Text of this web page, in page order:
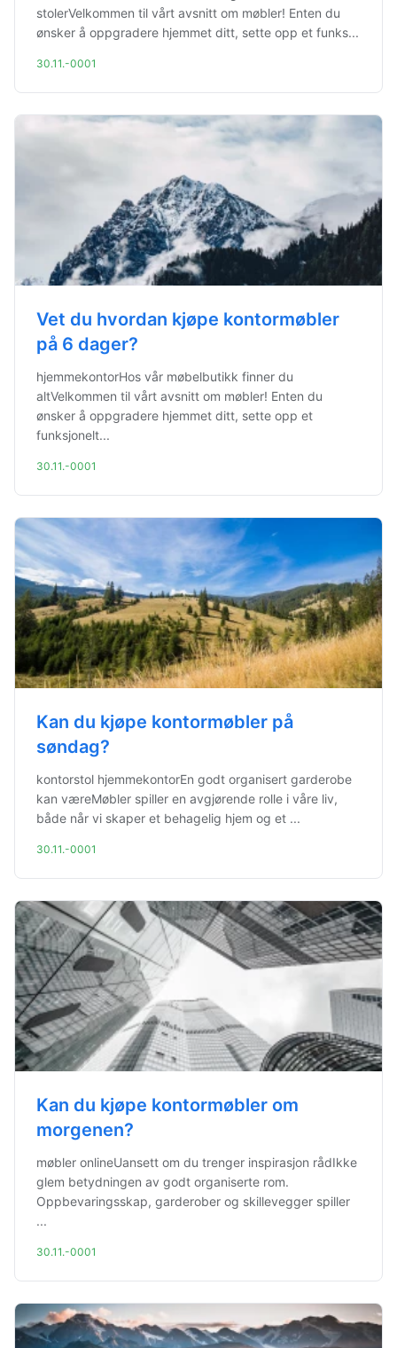
stolerVelkommen til vårt avsnitt om møbler! Enten du
ønsker å oppgradere hjemmet ditt, sette opp et funks...
30.11.-0001
Vet du hvordan kjøpe kontormøbler
på 6 dager?
hjemmekontorHos vår møbelbutikk finner du
altVelkommen til vårt avsnitt om møbler! Enten du
ønsker å oppgradere hjemmet ditt, sette opp et
funksjonelt...
30.11.-0001
Kan du kjøpe kontormøbler på
søndag?
kontorstol hjemmekontorEn godt organisert garderobe
kan væreMøbler spiller en avgjørende rolle i våre liv,
både når vi skaper et behagelig hjem og et ...
30.11.-0001
Kan du kjøpe kontormøbler om
morgenen?
møbler onlineUansett om du trenger inspirasjon rådIkke
glem betydningen av godt organiserte rom.
Oppbevaringsskap, garderober og skillevegger spiller
...
30.11.-0001